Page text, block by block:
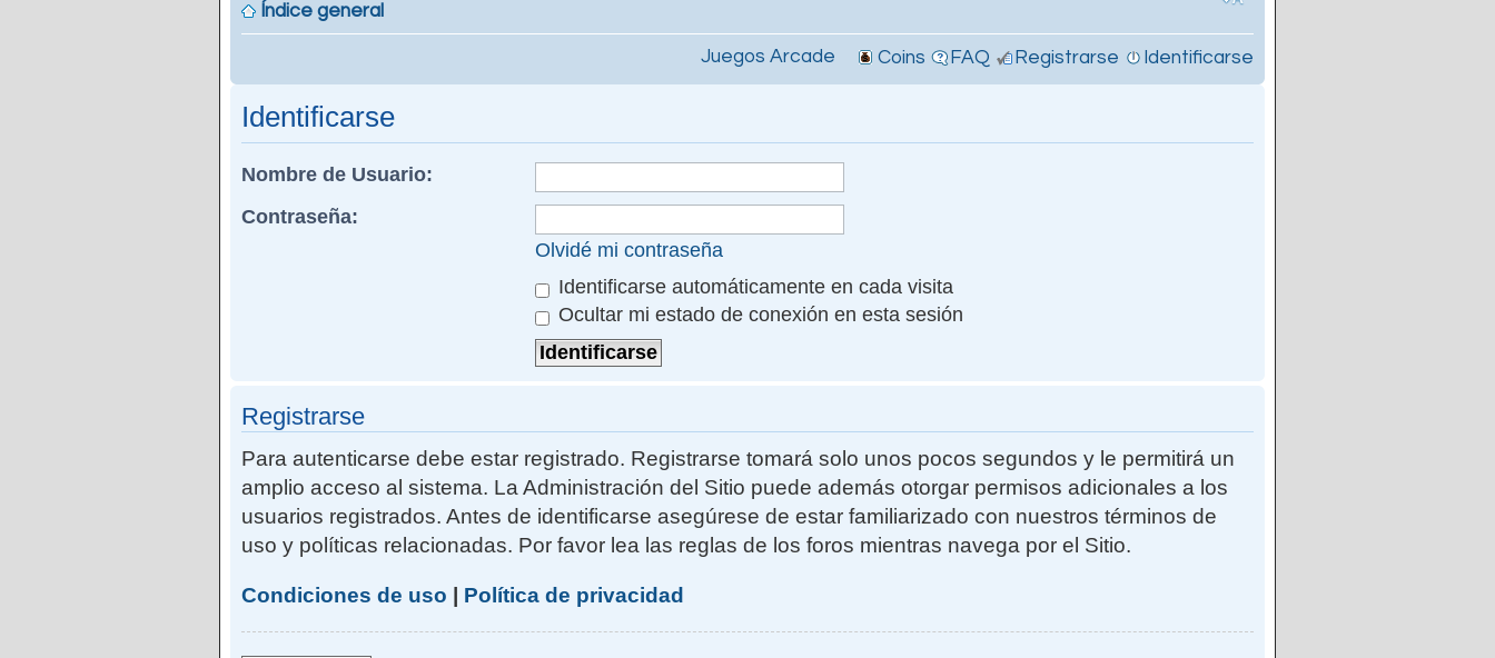
Índice general
Juegos Arcade Coins FAQ Registrarse Identificarse
Identificarse
Nombre de Usuario:
Contraseña:
Olvidé mi contraseña
Identificarse automáticamente en cada visita
Ocultar mi estado de conexión en esta sesión
Registrarse
Para autenticarse debe estar registrado. Registrarse tomará solo unos pocos segundos y le permitirá un
amplio acceso al sistema. La Administración del Sitio puede además otorgar permisos adicionales a los
usuarios registrados. Antes de identificarse asegúrese de estar familiarizado con nuestros términos de
uso y políticas relacionadas. Por favor lea las reglas de los foros mientras navega por el Sitio.
Condiciones de uso Política de privacidad